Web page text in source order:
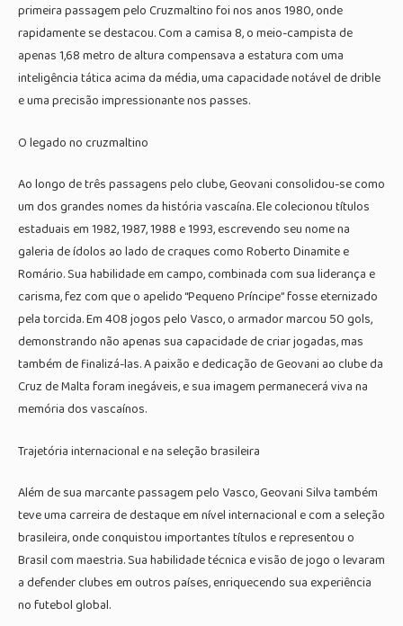
primeira passagem pelo Cruzmaltino foi nos anos 1980, onde
rapidamente se destacou. Com a camisa 8, o meio-campista de
apenas 1,68 metro de altura compensava a estatura com uma
inteligência tática acima da média, uma capacidade notável de drible
e uma precisão impressionante nos passes.
O legado no cruzmaltino
Ao longo de três passagens pelo clube, Geovani consolidou-se como
um dos grandes nomes da história vascaína. Ele colecionou títulos
estaduais em 1982, 1987, 1988 e 1993, escrevendo seu nome na
galeria de ídolos ao lado de craques como Roberto Dinamite e
Romário. Sua habilidade em campo, combinada com sua liderança e
carisma, fez com que o apelido “Pequeno Príncipe” fosse eternizado
pela torcida. Em 408 jogos pelo Vasco, o armador marcou 50 gols,
demonstrando não apenas sua capacidade de criar jogadas, mas
também de finalizá-las. A paixão e dedicação de Geovani ao clube da
Cruz de Malta foram inegáveis, e sua imagem permanecerá viva na
memória dos vascaínos.
Trajetória internacional e na seleção brasileira
Além de sua marcante passagem pelo Vasco, Geovani Silva também
teve uma carreira de destaque em nível internacional e com a seleção
brasileira, onde conquistou importantes títulos e representou o
Brasil com maestria. Sua habilidade técnica e visão de jogo o levaram
a defender clubes em outros países, enriquecendo sua experiência
no futebol global.